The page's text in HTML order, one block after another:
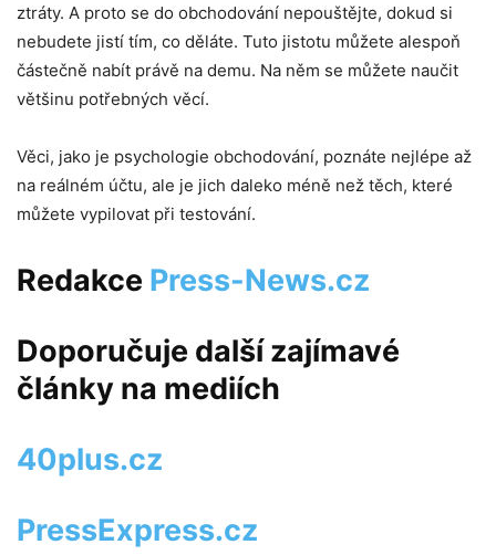
ztráty. A proto se do obchodování nepouštějte, dokud si
nebudete jistí tím, co děláte. Tuto jistotu můžete alespoň
částečně nabít právě na demu. Na něm se můžete naučit
většinu potřebných věcí.
Věci, jako je psychologie obchodování, poznáte nejlépe až
na reálném účtu, ale je jich daleko méně než těch, které
můžete vypilovat při testování.
Redakce Press-News.cz
Doporučuje další zajímavé
články na mediích
40plus.cz
PressExpress.cz